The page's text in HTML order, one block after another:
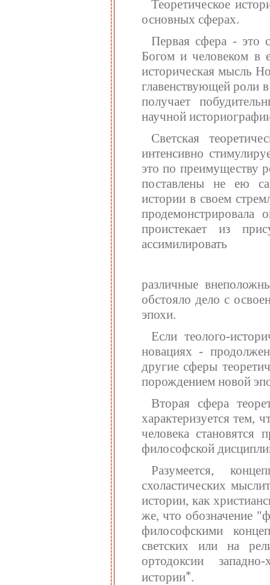
Теоретическое
основных сферах.
Первая сфера - это
Богом и человеком в
историческая мысль
главенствующей роли
получает
научной
Светская
интенсивно
это по преимуществу
поставлены не ею
истории в своем
проистекает из
ассимилировать
различные
обстояло дело с
эпохи.
Если теолого-
новациях -
другие сферы
порождением новой
Вторая сфера
характеризуется тем,
человека становятся
философской
Разумеется,
схоластических
истории, как
же, что обозначение
философскими
светских или на
ортодоксии
истории*.